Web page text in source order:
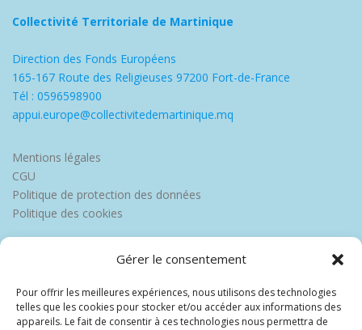
Gérer le consentement
Pour offrir les meilleures expériences, nous utilisons des technologies
telles que les cookies pour stocker et/ou accéder aux informations des
appareils. Le fait de consentir à ces technologies nous permettra de
Collectivité Territoriale de Martinique
Direction des Fonds Européens
165-167 Route des Religieuses 97200 Fort-de-France
Tél : 0596598900
appui.europe@collectivitedemartinique.mq
Mentions légales
CGU
Politique de protection des données
Politique des cookies